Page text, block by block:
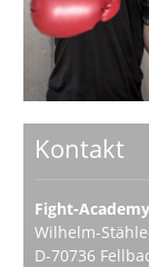
Kontakt
Fight-
Wilhelm-
D-70736